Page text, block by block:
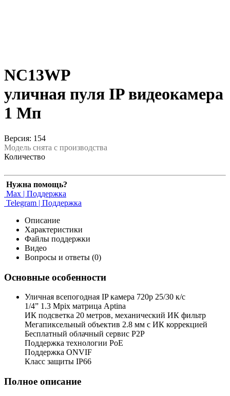
NC13WP
уличная пуля IP видеокамера
1 Мп
Версия: 154
Модель снята с производства
Количество
Нужна помощь?
Max | Поддержка
Telegram | Поддержка
Описание
Характеристики
Файлы поддержки
Видео
Вопросы и ответы (0)
Основные особенности
Уличная всепогодная IP камера 720p 25/30 к/с
1/4” 1.3 Mpix матрица Aptina
ИК подсветка 20 метров, механический ИК фильтр
Мегапиксельный объектив 2.8 мм c ИК коррекцией
Бесплатный облачный сервис P2P
Поддержка технологии PoE
Поддержка ONVIF
Класс защиты IP66
Полное описание